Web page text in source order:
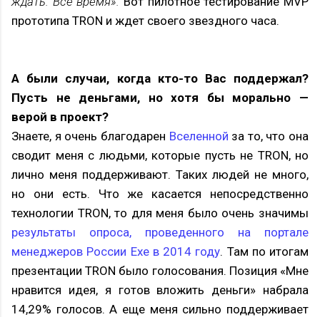
прототипа TRON и ждет своего звездного часа.
А были случаи, когда кто-то Вас поддержал?
Пусть не деньгами, но хотя бы морально —
верой в проект?
Знаете, я очень благодарен Вселенной за то, что она
сводит меня с людьми, которые пусть не TRON, но
лично меня поддерживают. Таких людей не много,
но они есть. Что же касается непосредственно
технологии TRON, то для меня было очень значимы
результаты опроса, проведенного на портале
менеджеров России Exe в 2014 году. Там по итогам
презентации TRON было голосования. Позиция «Мне
нравится идея, я готов вложить деньги» набрала
14,29% голосов. А еще меня сильно поддерживает